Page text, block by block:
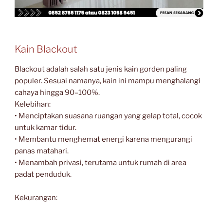
Kain Blackout
Blackout adalah salah satu jenis kain gorden paling
populer. Sesuai namanya, kain ini mampu menghalangi
cahaya hingga 90–100%.
Kelebihan:
• Menciptakan suasana ruangan yang gelap total, cocok
untuk kamar tidur.
• Membantu menghemat energi karena mengurangi
panas matahari.
• Menambah privasi, terutama untuk rumah di area
padat penduduk.
Kekurangan: